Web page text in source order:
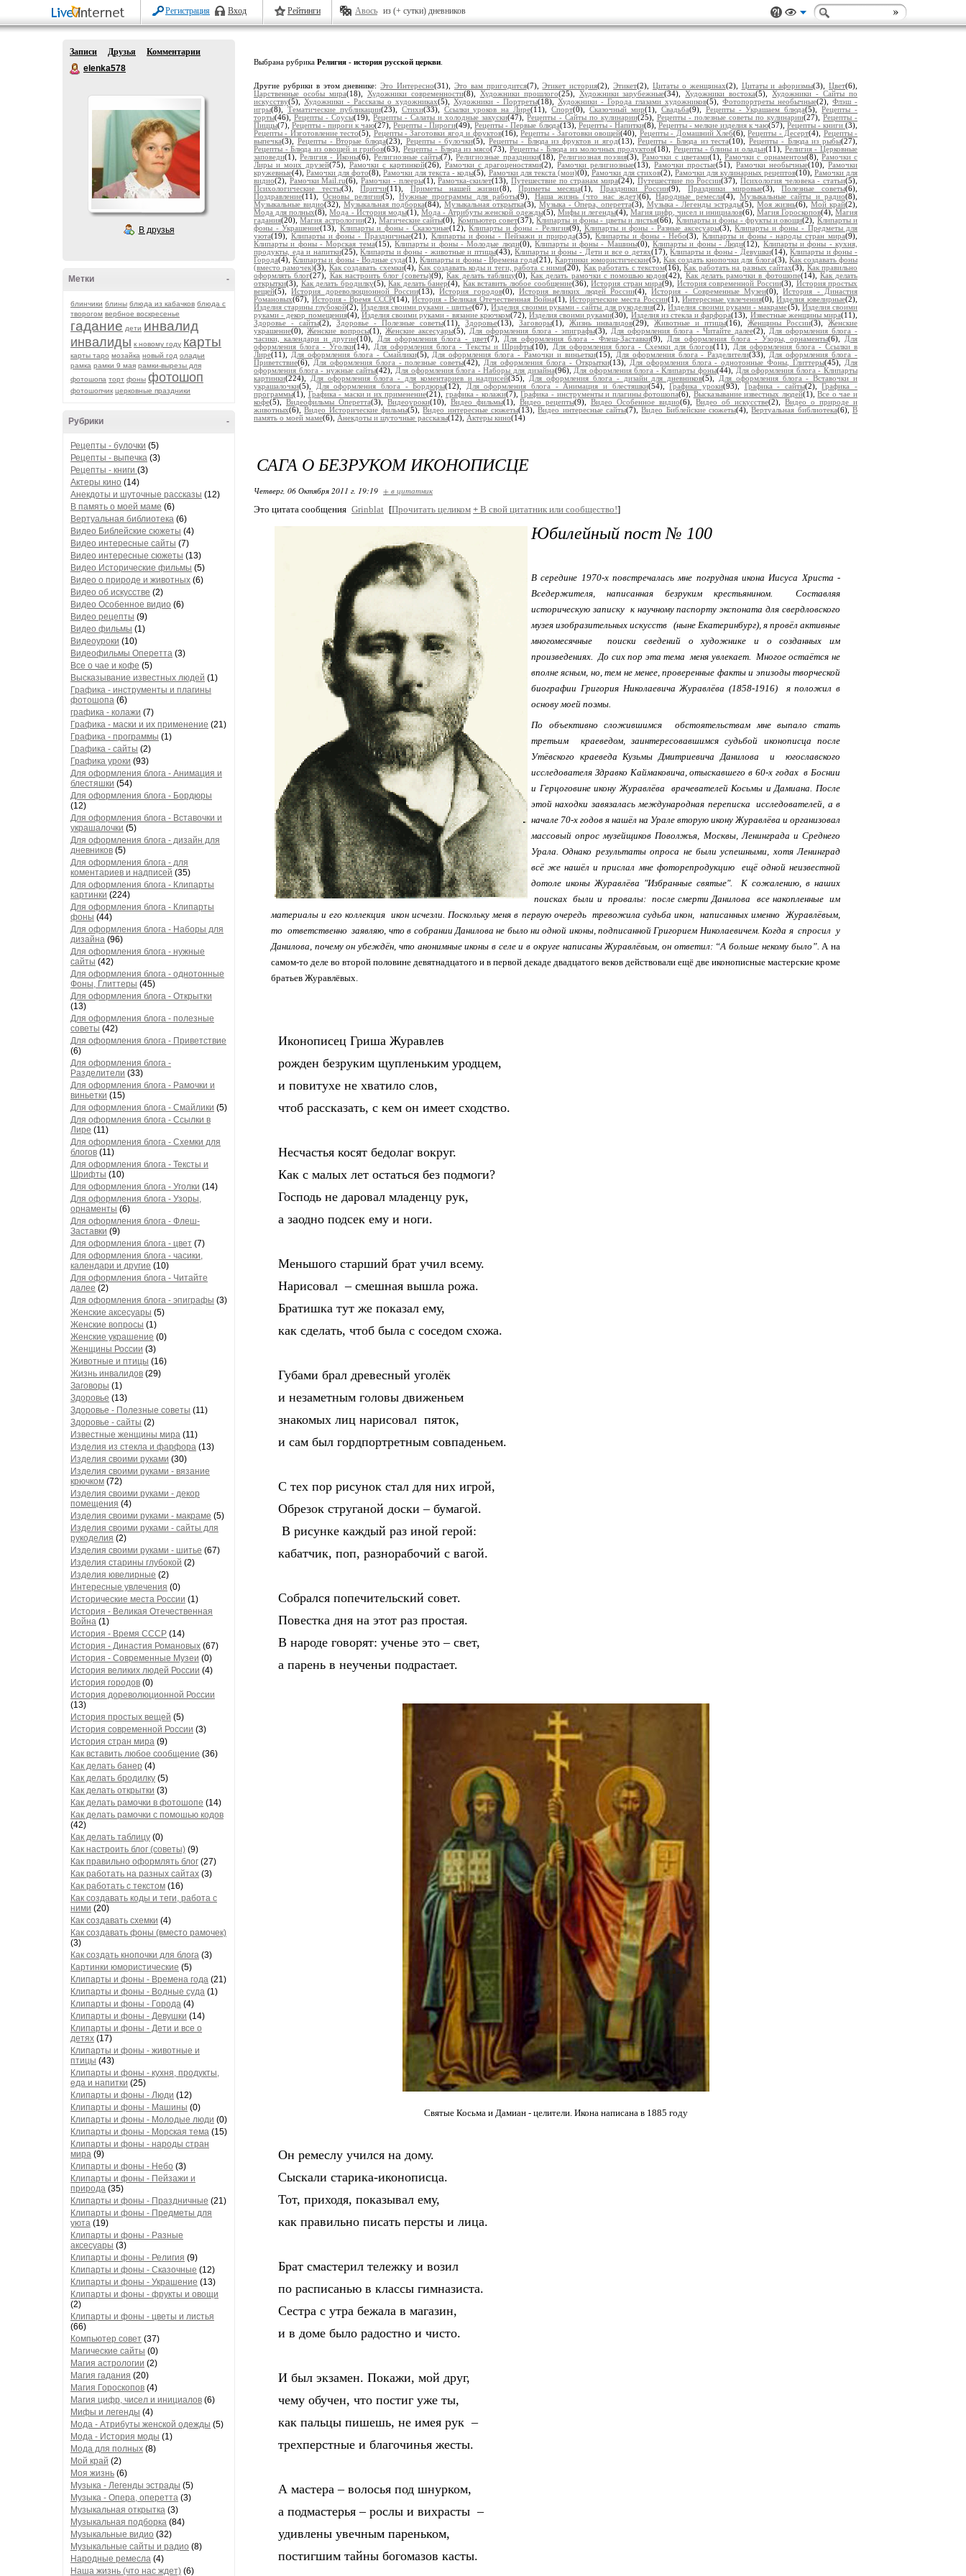
Регистрация Вход Рейтинги Авось из (+ сутки) дневников
Записи Друзья
Комментарии
elenka578
В друзья
-
Метки
блинчики блины блюда из кабачков блюда с
творогом вербное воскресенье
гадание дети инвалид
инвалиды к новому году карты
карты таро мозайка новый год оладьи
рамка рамки 9 мая рамки-вырезы для
фотошопа торт фоны фотошоп
фотошопчик церковные праздники
-
Рубрики
Рецепты - булочки (5)
Рецепты - выпечка (3)
Рецепты - книги (3)
Актеры кино (14)
Анекдоты и шуточные рассказы (12)
В память о моей маме (6)
Вертуальная библиотека (6)
Видео Библейские сюжеты (4)
Видео интересные сайты (7)
Видео интересные сюжеты (13)
Видео Исторические фильмы (5)
Видео о природе и животных (6)
Видео об искусстве (2)
Видео Особенное видио (6)
Видео рецепты (9)
Видео фильмы (1)
Видеоуроки (10)
Видеофильмы Оперетта (3)
Все о чае и кофе (5)
Высказывание известных людей (1)
Графика - инструменты и плагины
фотошопа (6)
графика - колажи (7)
Графика - маски и их применение (21)
Графика - программы (1)
Графика - сайты (2)
Графика уроки (93)
Для оформления блога - Анимация и
блестяшки (54)
Для оформления блога - Бордюры
(12)
Для оформления блога - Вставочки и
украшалочки (5)
Для оформления блога - дизайн для
дневников (5)
Для оформления блога - для
коментариев и надписей (35)
Для оформления блога - Клипарты
картинки (224)
Для оформления блога - Клипарты
фоны (44)
Для оформления блога - Наборы для
дизайна (96)
Для оформления блога - нужные
сайты (42)
Для оформления блога - однотонные
Фоны, Глиттеры (45)
Для оформления блога - Открытки
(13)
Для оформления блога - полезные
советы (42)
Для оформления блога - Приветствие
(6)
Для оформления блога -
Разделители (33)
Для оформления блога - Рамочки и
виньетки (15)
Для оформления блога - Смайлики (5)
Для оформления блога - Ссылки в
Лире (11)
Для оформления блога - Схемки для
блогов (11)
Для оформления блога - Тексты и
Шрифты (10)
Для оформления блога - Уголки (14)
Для оформления блога - Узоры,
орнаменты (6)
Для оформления блога - Флеш-
Заставки (9)
Для оформления блога - цвет (7)
Для оформления блога - часики,
календари и другие (10)
Для оформления блога - Читайте
далее (2)
Для оформления блога - эпиграфы (3)
Женские аксесуары (5)
Женские вопросы (1)
Женские украшение (0)
Женщины России (3)
Животные и птицы (16)
Жизнь инвалидов (29)
Заговоры (1)
Здоровье (13)
Здоровье - Полезные советы (11)
Здоровье - сайты (2)
Известные женщины мира (11)
Изделия из стекла и фарфора (13)
Изделия своими руками (30)
Изделия своими руками - вязание
крючком (72)
Изделия своими руками - декор
помещения (4)
Изделия своими руками - макраме (5)
Изделия своими руками - сайты для
рукоделия (2)
Изделия своими руками - шитье (67)
Изделия старины глубокой (2)
Изделия ювелирные (2)
Интересные увлечения (0)
Исторические места России (1)
История - Великая Отечественная
Война (1)
История - Время СССР (14)
История - Династия Романовых (67)
История - Современные Музеи (0)
История великих людей России (4)
История городов (0)
История дореволюционной России
(13)
История простых вещей (5)
История современной России (3)
История стран мира (9)
Как вставить любое сообщение (36)
Как делать банер (4)
Как делать бродилку (5)
Как делать открытки (3)
Как делать рамочки в фотошопе (14)
Как делать рамочки с помошью кодов
(42)
Как делать таблицу (0)
Как настроить блог (советы) (9)
Как правильно оформлять блог (27)
Как работать на разных сайтах (3)
Как работать с текстом (16)
Как создавать коды и теги, работа с
ними (20)
Как создавать схемки (4)
Как создавать фоны (вместо рамочек)
(3)
Как создать кнопочки для блога (3)
Картинки юмористические (5)
Клипарты и фоны - Времена года (21)
Клипарты и фоны - Водные суда (1)
Клипарты и фоны - Города (4)
Клипарты и фоны - Девушки (14)
Клипарты и фоны - Дети и все о
детях (17)
Клипарты и фоны - животные и
птицы (43)
Клипарты и фоны - кухня, продукты,
еда и напитки (25)
Клипарты и фоны - Люди (12)
Клипарты и фоны - Машины (0)
Клипарты и фоны - Молодые люди (0)
Клипарты и фоны - Морская тема (15)
Клипарты и фоны - народы стран
мира (9)
Клипарты и фоны - Небо (3)
Клипарты и фоны - Пейзажи и
природа (35)
Клипарты и фоны - Праздничные (21)
Клипарты и фоны - Предметы для
уюта (19)
Клипарты и фоны - Разные
аксесуары (3)
Клипарты и фоны - Религия (9)
Клипарты и фоны - Сказочные (12)
Клипарты и фоны - Украшение (13)
Клипарты и фоны - фрукты и овощи
(2)
Клипарты и фоны - цветы и листья
(66)
Компьютер совет (37)
Магические сайты (0)
Магия астрологии (2)
Магия гадания (20)
Магия Гороскопов (4)
Магия цифр, чисел и инициалов (6)
Мифы и легенды (4)
Мода - Атрибуты женской одежды (5)
Мода - История моды (1)
Мода для полных (8)
Мой край (2)
Моя жизнь (6)
Музыка - Легенды эстрады (5)
Музыка - Опера, оперетта (3)
Музыкальная открытка (3)
Музыкальная подборка (84)
Музыкальные видио (32)
Музыкальные сайты и радио (8)
Народные ремесла (4)
Наша жизнь (что нас ждет) (6)
Выбрана рубрика Религия - история русской церкви
Другие рубрики в этом дневнике:Это Интересно(31), Это вам пригодится(7),Этикет история(2),Этикет(2), Цитаты о женщинах(2), Цитаты и афоризмы(3),Цвет(6),
Царственные особы мира(18), Художники современности(8), Художники прошлого(25), Художники зарубежные(34),Художники востока(5),Художники - Сайты по
искусству(5), Художники - Рассказы о художниках(5), Художники - Портреты(18), Художники - Города глазами художников(5), Фотопортреты необычные(2), Флэш -
игры(8), Тематические публикации(23), Стихи(33), Ссылки уроков на Лире(11),Спорт(0), Сказочный мир(1), Свадьба(9), Рецепты - Украшаем блюда(5),Рецепты -
торты(46),Рецепты - Соусы(19),Рецепты - Салаты и холодные закуски(47),Рецепты - Сайты по кулинарии(25), Рецепты - полезные советы по кулинарии(27), Рецепты -
Пиццы(7),Рецепты - пироги к чаю(27),Рецепты - Пироги(49),Рецепты - Первые блюда(13), Рецепты - Напитки(8), Рецепты - мелкие изделия к чаю(57), Рецепты - книги(3),
Рецепты - Изготовление тесто(5), Рецепты - Заготовки ягод и фруктов(16),Рецепты - Заготовки овощей(40), Рецепты - Домашний Хлеб(6),Рецепты - Десерт(4), Рецепты -
выпечка(3), Рецепты - Вторые блюда(23), Рецепты - булочки(5), Рецепты - Блюда из фруктов и ягод(13),Рецепты - Блюда из теста(10), Рецепты - Блюда из рыбы(27),
Рецепты - Блюда из овощей и грибов(63),Рецепты - Блюда из мясо(73), Рецепты - Блюда из молочных продуктов(18),Рецепты - блины и оладьи(11), Религия - Церковные
заповеди(1),Религия - Иконы(6), Религиозные сайты(7),Религиозные праздники(18), Религиозная поэзия(3),Рамочки с цветами(1),Рамочки с орнаментом(8), Рамочки с
Лиры и моих друзей(75), Рамочки с картинкой(26), Рамочки с драгоценостями(2),Рамочки религиозные(13),Рамочки простые(51),Рамочки необычные(10), Рамочки
кружевные(4),Рамочки для фото(8),Рамочки для текста - коды(5), Рамочки для текста (мои)(0), Рамочки для стихов(2), Рамочки для кулинарных рецептов(10),Рамочки для
видио(2), Рамочки Mail.ru(6),Рамочки - плееры(1),Рамочка-скилет(13),Путешествие по странам мира(24), Путешествие по России(37), Психология человека - статьи(5),
Психологические тесты(3),Притчи(11),Приметы нашей жизни(8),Приметы месяца(1), Праздники России(9),Праздники мировые(3),Полезные советы(6),
Поздравление(11),Основы религии(5),Нужные программы для работы(9), Наша жизнь (что нас ждет)(6),Народные ремесла(4), Музыкальные сайты и радио(8),
Музыкальные видио(32), Музыкальная подборка(84), Музыкальная открытка(3), Музыка - Опера, оперетта(3), Музыка - Легенды эстрады(5),Моя жизнь(6),Мой край(2),
Мода для полных(8),Мода - История моды(1), Мода - Атрибуты женской одежды(5), Мифы и легенды(4),Магия цифр, чисел и инициалов(6), Магия Гороскопов(4),Магия
гадания(20),Магия астрологии(2), Магические сайты(0), Компьютер совет(37),Клипарты и фоны - цветы и листья(66), Клипарты и фоны - фрукты и овощи(2), Клипарты и
фоны - Украшение(13), Клипарты и фоны - Сказочные(12),Клипарты и фоны - Религия(9),Клипарты и фоны - Разные аксесуары(3),Клипарты и фоны - Предметы для
уюта(19), Клипарты и фоны - Праздничные(21), Клипарты и фоны - Пейзажи и природа(35),Клипарты и фоны - Небо(3),Клипарты и фоны - народы стран мира(9),
Клипарты и фоны - Морская тема(15),Клипарты и фоны - Молодые люди(0),Клипарты и фоны - Машины(0), Клипарты и фоны - Люди(12), Клипарты и фоны - кухня,
продукты, еда и напитки(25),Клипарты и фоны - животные и птицы(43),Клипарты и фоны - Дети и все о детях(17),Клипарты и фоны - Девушки(14),Клипарты и фоны -
Города(4),Клипарты и фоны - Водные суда(1),Клипарты и фоны - Времена года(21),Картинки юмористические(5), Как создать кнопочки для блога(3), Как создавать фоны
(вместо рамочек)(3), Как создавать схемки(4),Как создавать коды и теги, работа с ними(20), Как работать с текстом(16),Как работать на разных сайтах(3), Как правильно
оформлять блог(27), Как настроить блог (советы)(9),Как делать таблицу(0),Как делать рамочки с помошью кодов(42), Как делать рамочки в фотошопе(14), Как делать
открытки(3), Как делать бродилку(5),Как делать банер(4), Как вставить любое сообщение(36),История стран мира(9), История современной России(3), История простых
вещей(5),История дореволюционной России(13),История городов(0), История великих людей России(4),История - Современные Музеи(0),История - Династия
Романовых(67), История - Время СССР(14),История - Великая Отечественная Война(1),Исторические места России(1),Интересные увлечения(0),Изделия ювелирные(2),
Изделия старины глубокой(2), Изделия своими руками - шитье(67),Изделия своими руками - сайты для рукоделия(2),Изделия своими руками - макраме(5), Изделия своими
руками - декор помещения(4), Изделия своими руками - вязание крючком(72),Изделия своими руками(30), Изделия из стекла и фарфора(13), Известные женщины мира(11),
Здоровье - сайты(2), Здоровье - Полезные советы(11), Здоровье(13), Заговоры(1), Жизнь инвалидов(29), Животные и птицы(16), Женщины России(3), Женские
украшение(0), Женские вопросы(1), Женские аксесуары(5), Для оформления блога - эпиграфы(3), Для оформления блога - Читайте далее(2), Для оформления блога -
часики, календари и другие(10), Для оформления блога - цвет(7), Для оформления блога - Флеш-Заставки(9), Для оформления блога - Узоры, орнаменты(6), Для
оформления блога - Уголки(14), Для оформления блога - Тексты и Шрифты(10), Для оформления блога - Схемки для блогов(11),
Для оформления блога - Ссылки в
Лире(11), Для оформления блога - Смайлики(5), Для оформления блога - Рамочки и виньетки(15), Для оформления блога - Разделители(33), Для оформления блога -
Приветствие(6), Для оформления блога - полезные советы(42), Для оформления блога - Открытки(13), Для оформления блога - однотонные Фоны, Глиттеры(45), Для
оформления блога - нужные сайты(42), Для оформления блога - Наборы для дизайна(96), Для оформления блога - Клипарты фоны(44),
Для оформления блога - Клипарты
картинки(224), Для оформления блога - для коментариев и надписей(35), Для оформления блога - дизайн для дневников(5), Для оформления блога - Вставочки и
украшалочки(5), Для оформления блога - Бордюры(12), Для оформления блога - Анимация и блестяшки(54),Графика уроки(93), Графика - сайты(2),Графика -
программы(1), Графика - маски и их применение(21), графика - колажи(7),Графика - инструменты и плагины фотошопа(6), Высказывание известных людей(1),Все о чае и
кофе(5), Видеофильмы Оперетта(3), Видеоуроки(10), Видео фильмы(1), Видео рецепты(9), Видео Особенное видио(6),Видео об искусстве(2),Видео о природе и
животных(6),Видео Исторические фильмы(5),Видео интересные сюжеты(13),Видео интересные сайты(7),Видео Библейские сюжеты(4),Вертуальная библиотека(6),В
память о моей маме(6), Анекдоты и шуточные рассказы(12), Актеры кино(14)
САГА О БЕЗРУКОМ ИКОНОПИСЦЕ
Четверг, 06 Октября 2011 г. 19:19 + в цитатник
Это цитата сообщения Grinblat [Прочитать целиком + В свой цитатник или сообщество!]
Юбилейный пост № 100
В середине 1970-х повстречалась мне погрудная икона Иисуса Христа -
Вседержителя, написанная безруким крестьянином. Составляя
историческую записку к научному паспорту экспоната для свердловского
музея изобразительных искусств (ныне Екатеринбург), я провёл активные
многомесячные поиски сведений о художнике и о созданных им
произведениях. До сих пор эта тема меня увлекает. Многое остаётся не
вполне ясным, но, тем не менее, проверенные факты и эпизодытворческой
биографии Григория Николаевича Журавлёва (1858-1916) я положил в
основу моей поэмы.
По объективно сложившимся обстоятельствам мне выпало стать
третьим краеведом, заинтересовавшимся судьбой иконописца после
Утёвского краеведа Кузьмы Дмитриевича Данилова и югославского
исследователя Здравко Каймаковича, отыскавшего в 60-х годах в Боснии
и Герцоговине икону Журавлёва врачевателей Косьмы и Дамиана. После
этой находки завязалась международная переписка исследователей, а в
начале 70-х годов я нашёл на Урале вторую икону Журавлёва и организовал
массовый опрос музейщиков Поволжья, Москвы, Ленинграда и Среднего
Урала. Однако результаты опроса не были успешными, хотя Ленинград
всё же нашёл и прислал мне фоторепродукцию ещё одной неизвестной
дотоле иконы Журавлёва "Избранные святые". К сожалению, в наших
поисках были и провалы: после смерти Данилова все накопленные им
материалы и его коллекция икон исчезли. Поскольку меня в первую очередь тревожила судьба икон, написанных именно Журавлёвым,
то ответственно заявляю, что в собрании Данилова не было ни одной иконы, подписанной Григорием Николаевичем. Когда я спросил у
Данилова, почему он убеждён, что анонимные иконы в селе и в округе написаны Журавлёвым, он ответил: “А больше некому было”. А на
самом-то деле во второй половине девятнадцатого и в первой декаде двадцатого веков действовали ещё две иконописные мастерские кроме
братьев Журавлёвых.
Иконописец Гриша Журавлeв
рождeн безруким щупленьким уродцем,
и повитухе не хватило слов,
чтоб рассказать, с кем он имеет сходство.
Несчастья косят бедолаг вокруг.
Как с малых лет остаться без подмоги?
Господь не даровал младенцу рук,
а заодно подсeк ему и ноги.
Меньшого старший брат учил всему.
Нарисовал – смешная вышла рожа.
Братишка тут же показал ему,
как сделать, чтоб была с соседом схожа.
Губами брал древесный уголёк
и незаметным головы движеньем
знакомых лиц нарисовал пяток,
и сам был гордпортретным совпаденьем.
С тех пор рисунок стал для них игрой,
Обрезок струганой доски – бумагой.
В рисунке каждый раз иной герой:
кабатчик, поп, разнорабочий с вагой.
Собрался попечительский совет.
Повестка дня на этот раз простая.
В народе говорят: ученье это – свет,
а парень в неученьи подрастает.
Святые Косьма и Дамиан - целители. Икона написана в 1885 году
Он ремеслу учился на дому.
Сыскали старика-иконописца.
Тот, приходя, показывал ему,
как правильно писать персты и лица.
Брат смастерил тележку и возил
по расписанью в классы гимназиста.
Сестра с утра бежала в магазин,
и в доме было радостно и чисто.
И был экзамен. Покажи, мой друг,
чему обучен, что постиг уже ты,
как пальцы пишешь, не имея рук –
трeхперстные и благочинья жесты.
А мастера – волосья под шнурком,
а подмастерья – рослы и вихрасты –
удивлены увечным пареньком,
постигшим тайны богомазов касты.